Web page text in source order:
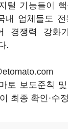
털 기능들이
내 업체들도
경쟁력 강화
.
토 보도준칙
최종 확인·수